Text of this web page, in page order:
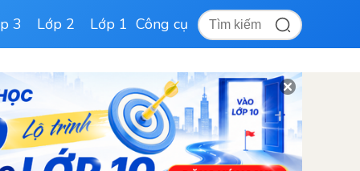
3 Lớp 2 Lớp 1 Công cụ